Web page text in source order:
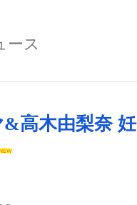
ース
高木由梨奈 妊